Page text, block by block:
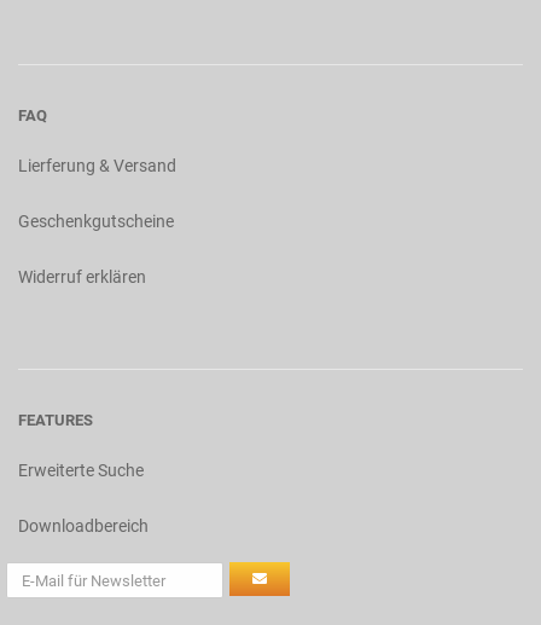
FAQ
Lierferung & Versand
Geschenkgutscheine
Widerruf erklären
FEATURES
Erweiterte Suche
Downloadbereich